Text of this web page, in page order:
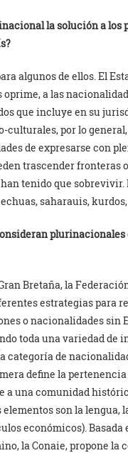
la solución a los
algunos de ellos. El
oprime, a las
que incluye en su
culturales, por lo
de expresarse con
trascender fronteras
tenido que sobrevivir.
saharauis, kurdos,
Bretaña, la
estrategias para
o nacionalidades sin
toda una variedad de
categoría de
define la pertenencia
a una comunidad
son la lengua,
económicos). Basada
la Conaie, propone la